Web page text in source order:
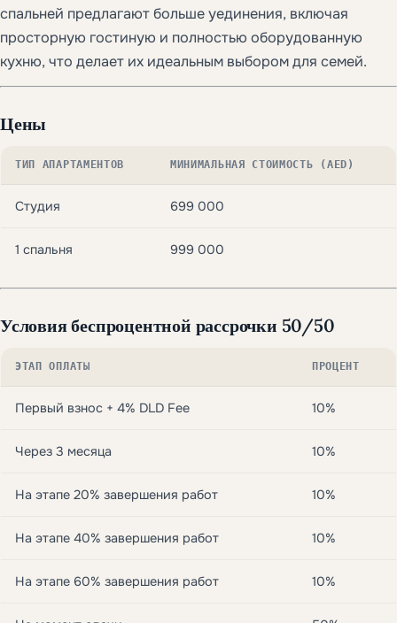
спальней предлагают больше уединения, включая
просторную гостиную и полностью оборудованную
кухню, что делает их идеальным выбором для семей.
Цены
ТИП АПАРТАМЕНТОВ МИНИМАЛЬНАЯ СТОИМОСТЬ (AED)
Студия 699 000
1 спальня 999 000
Условия беспроцентной рассрочки 50/50
ЭТАП ОПЛАТЫ ПРОЦЕНТ
Первый взнос + 4% DLD Fee 10%
Через 3 месяца 10%
На этапе 20% завершения работ 10%
На этапе 40% завершения работ 10%
На этапе 60% завершения работ 10%